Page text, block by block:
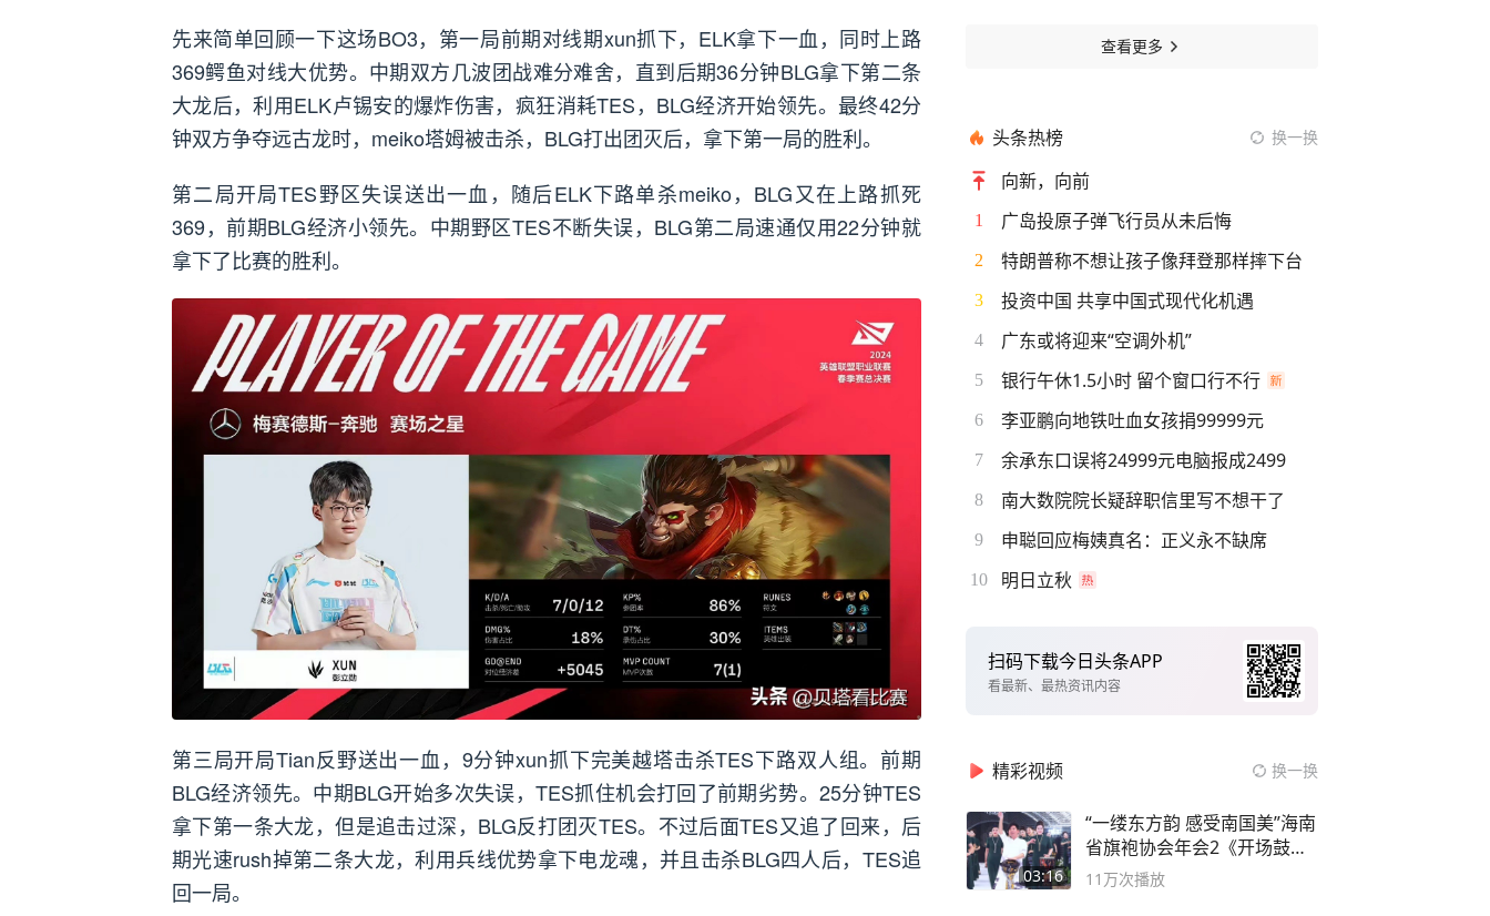
先来简单回顾一下这场BO3，第一局前期对线期xun抓下，ELK拿下一血，同时上路
369鳄鱼对线大优势。中期双方几波团战难分难舍，直到后期36分钟BLG拿下第二条
大龙后，利用ELK卢锡安的爆炸伤害，疯狂消耗TES，BLG经济开始领先。最终42分
钟双方争夺远古龙时，meiko塔姆被击杀，BLG打出团灭后，拿下第一局的胜利。
第二局开局TES野区失误送出一血，随后ELK下路单杀meiko，BLG又在上路抓死
369，前期BLG经济小领先。中期野区TES不断失误，BLG第二局速通仅用22分钟就
拿下了比赛的胜利。
第三局开局Tian反野送出一血，9分钟xun抓下完美越塔击杀TES下路双人组。前期
BLG经济领先。中期BLG开始多次失误，TES抓住机会打回了前期劣势。25分钟TES
拿下第一条大龙，但是追击过深，BLG反打团灭TES。不过后面TES又追了回来，后
期光速rush掉第二条大龙，利用兵线优势拿下电龙魂，并且击杀BLG四人后，TES追
回一局。
查看更多
头条热榜 换一换
向新，向前
1 广岛投原子弹飞行员从未后悔
2 特朗普称不想让孩子像拜登那样摔下台
3 投资中国 共享中国式现代化机遇
4 广东或将迎来“空调外机”
5 银行午休1.5小时 留个窗口行不行
6 李亚鹏向地铁吐血女孩捐99999元
7 余承东口误将24999元电脑报成2499
8 南大数院院长疑辞职信里写不想干了
9 申聪回应梅姨真名：正义永不缺席
10 明日立秋
扫码下载今日头条APP
看最新、最热资讯内容
精彩视频 换一换
03:16
“一缕东方韵 感受南国美”海南
省旗袍协会年会2《开场鼓》
二团
11万次播放